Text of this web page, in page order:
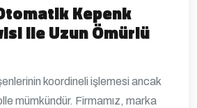
Kepenk
ile Uzun Ömürlü
koordineli işlemesi ancak
mümkündür. Firmamız, marka